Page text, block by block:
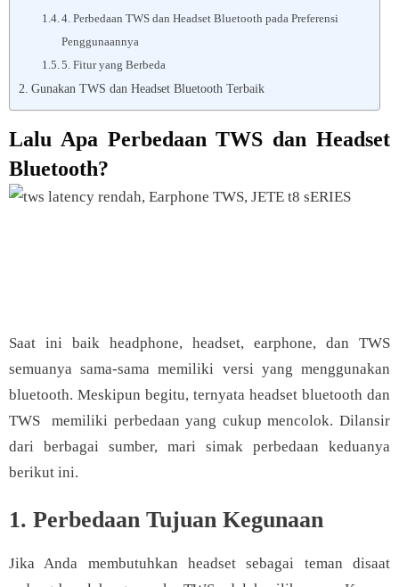
4. Perbedaan TWS dan Headset Bluetooth pada Preferensi
Penggunaannya
5. Fitur yang Berbeda
Gunakan TWS dan Headset Bluetooth Terbaik
Lalu Apa Perbedaan TWS dan Headset
Bluetooth?
Saat ini baik headphone, headset, earphone, dan TWS
semuanya sama-sama memiliki versi yang menggunakan
bluetooth. Meskipun begitu, ternyata headset bluetooth dan
TWS memiliki perbedaan yang cukup mencolok. Dilansir
dari berbagai sumber, mari simak perbedaan keduanya
berikut ini.
1. Perbedaan Tujuan Kegunaan
Jika Anda membutuhkan headset sebagai teman disaat